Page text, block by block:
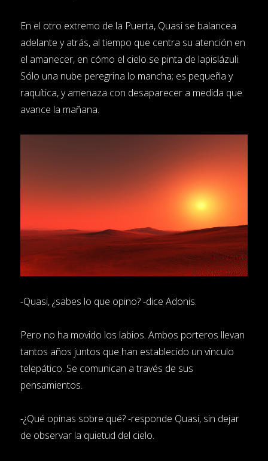
En el otro extremo de la Puerta, Quasi se balancea
adelante y atrás, al tiempo que centra su atención en
el amanecer, en cómo el cielo se pinta de lapislázuli.
Sólo una nube peregrina lo mancha; es pequeña y
raquítica, y amenaza con desaparecer a medida que
avance la mañana.
-Quasi, ¿sabes lo que opino? -dice Adonis.
Pero no ha movido los labios. Ambos porteros llevan
tantos años juntos que han establecido un vínculo
telepático. Se comunican a través de sus
pensamientos.
-¿Qué opinas sobre qué? -responde Quasi, sin dejar
de observar la quietud del cielo.